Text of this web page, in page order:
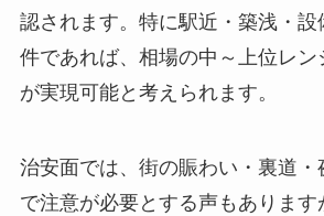
認されます。特に駅近・築浅・設
件であれば、相場の中～上位レン
が実現可能と考えられます。
治安面では、街の賑わい・裏道
で注意が必要とする声もあります